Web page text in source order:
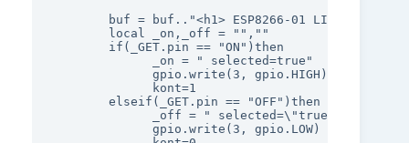
buf = buf.."<h1> ESP8266-01 LIGHT
        local _on,_off = "",""
        if(_GET.pin == "ON")then
              _on = " selected=true"
              gpio.write(3, gpio.HIGH)
        elseif(_GET.pin == "OFF")then
              _off = " selected=\"true\""
              gpio.write(3, gpio.LOW)